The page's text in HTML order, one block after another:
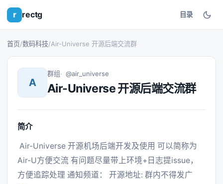
r rectg 目录
首页/数码科技/Air-Universe 开源后端交流群
A
群组 @air_universe
Air-Universe 开源后端交流群
简介
Air-U方便交流 有问题尽量带上环境+日志提issue，
方便追踪处理 通知频道： 开源地址: 群内不得发广